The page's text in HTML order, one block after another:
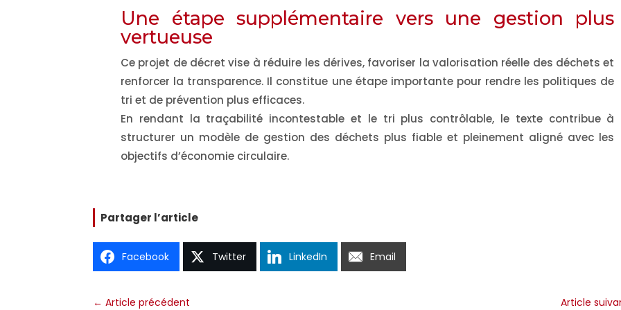
Une étape supplémentaire vers une gestion plus
vertueuse
Ce projet de décret vise à réduire les dérives, favoriser la valorisation réelle des déchets et
renforcer la transparence. Il constitue une étape importante pour rendre les politiques de
tri et de prévention plus efficaces.
En rendant la traçabilité incontestable et le tri plus contrôlable, le texte contribue à
structurer un modèle de gestion des déchets plus fiable et pleinement aligné avec les
objectifs d’économie circulaire.
Partager l’article
Facebook Twitter LinkedIn Email
←Article précédent Article